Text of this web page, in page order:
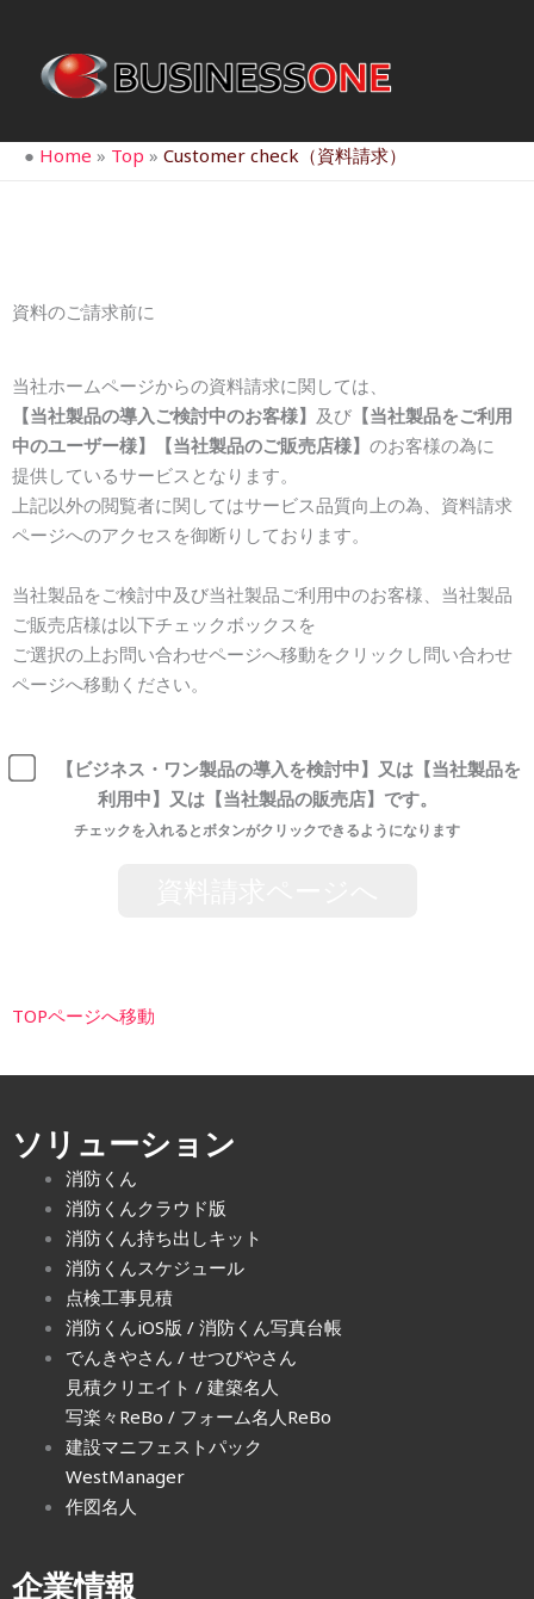
● Home » Top » Customer check（資料請求）
資料のご請求前に
当社ホームページからの資料請求に関しては、
【当社製品の導入ご検討中のお客様】 及び 【当社製品をご利用
中のユーザー様】【当社製品のご販売店様】 のお客様の為に
提供しているサービスとなります。
上記以外の閲覧者に関してはサービス品質向上の為、資料請求
ページへのアクセスを御断りしております。
当社製品をご検討中及び当社製品ご利用中のお客様、当社製品
ご販売店様は以下チェックボックスを
ご選択の上お問い合わせページへ移動をクリックし問い合わせ
ページへ移動ください。
【ビジネス・ワン製品の導入を検討中】又は【当社製品を
利用中】又は【当社製品の販売店】です。
チェックを入れるとボタンがクリックできるようになります
TOPページへ移動
ソリューション
消防くん
消防くんクラウド版
消防くん持ち出しキット
消防くんスケジュール
点検工事見積
消防くんiOS版 / 消防くん写真台帳
でんきやさん / せつびやさん
見積クリエイト / 建築名人
写楽々ReBo / フォーム名人ReBo
建設マニフェストパック
WestManager
作図名人
企業情報